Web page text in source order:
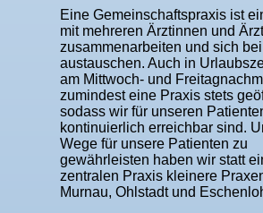
Eine Gemeinschaftspraxis ist
mit mehreren Ärztinnen und
zusammenarbeiten und sich
austauschen. Auch in
am Mittwoch- und
zumindest eine Praxis stets
sodass wir für unseren
kontinuierlich erreichbar sind.
Wege für unsere Patienten zu
gewährleisten haben wir statt
zentralen Praxis kleinere
Murnau, Ohlstadt und